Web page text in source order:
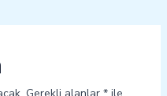
Gerekli alanlar *ile